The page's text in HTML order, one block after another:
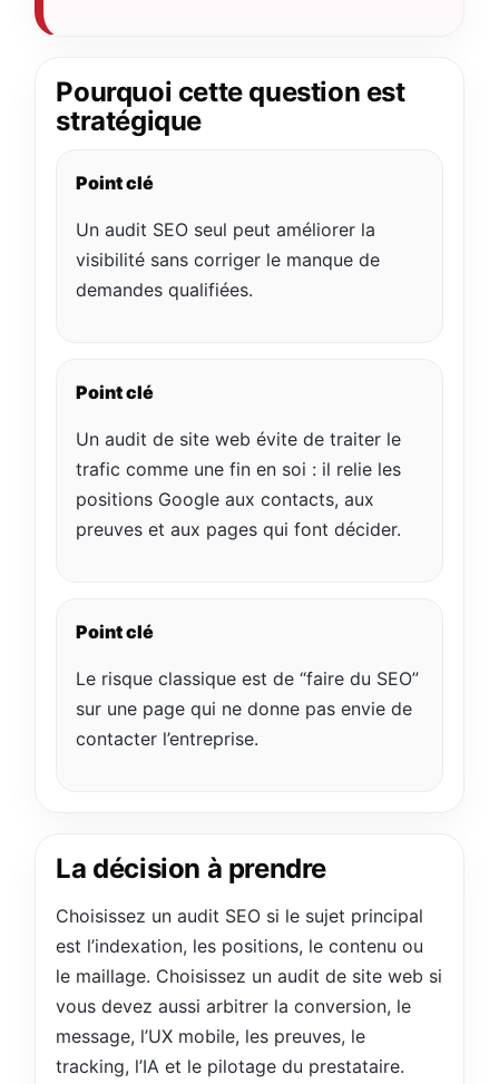
Pourquoi cette question est
stratégique
Point clé
Un audit SEO seul peut améliorer la
visibilité sans corriger le manque de
demandes qualifiées.
Point clé
Un audit de site web évite de traiter le
trafic comme une fin en soi : il relie les
positions Google aux contacts, aux
preuves et aux pages qui font décider.
Point clé
Le risque classique est de “faire du SEO”
sur une page qui ne donne pas envie de
contacter l’entreprise.
La décision à prendre
Choisissez un audit SEO si le sujet principal
est l’indexation, les positions, le contenu ou
le maillage. Choisissez un audit de site web si
vous devez aussi arbitrer la conversion, le
message, l’UX mobile, les preuves, le
tracking, l’IA et le pilotage du prestataire.